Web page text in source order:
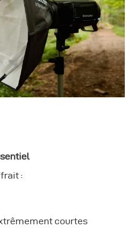
:
courtes